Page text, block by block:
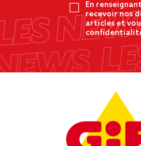
En
recevoir nos
articles et